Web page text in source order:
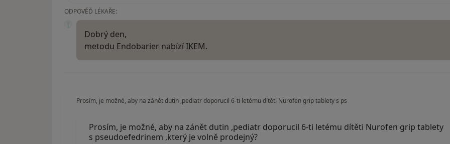
ODPOVĚĎ LÉKAŘE:
Dobrý den,
metodu Endobarier nabízí IKEM.
Prosím, je možné, aby na zánět dutin ,pediatr doporucil 6-ti letému dítěti Nurofen grip tablety s ps
Prosím, je možné, aby na zánět dutin ,pediatr doporucil 6-ti letému dítěti Nurofen grip tablety
s pseudoefedrinem ,který je volně prodejný?